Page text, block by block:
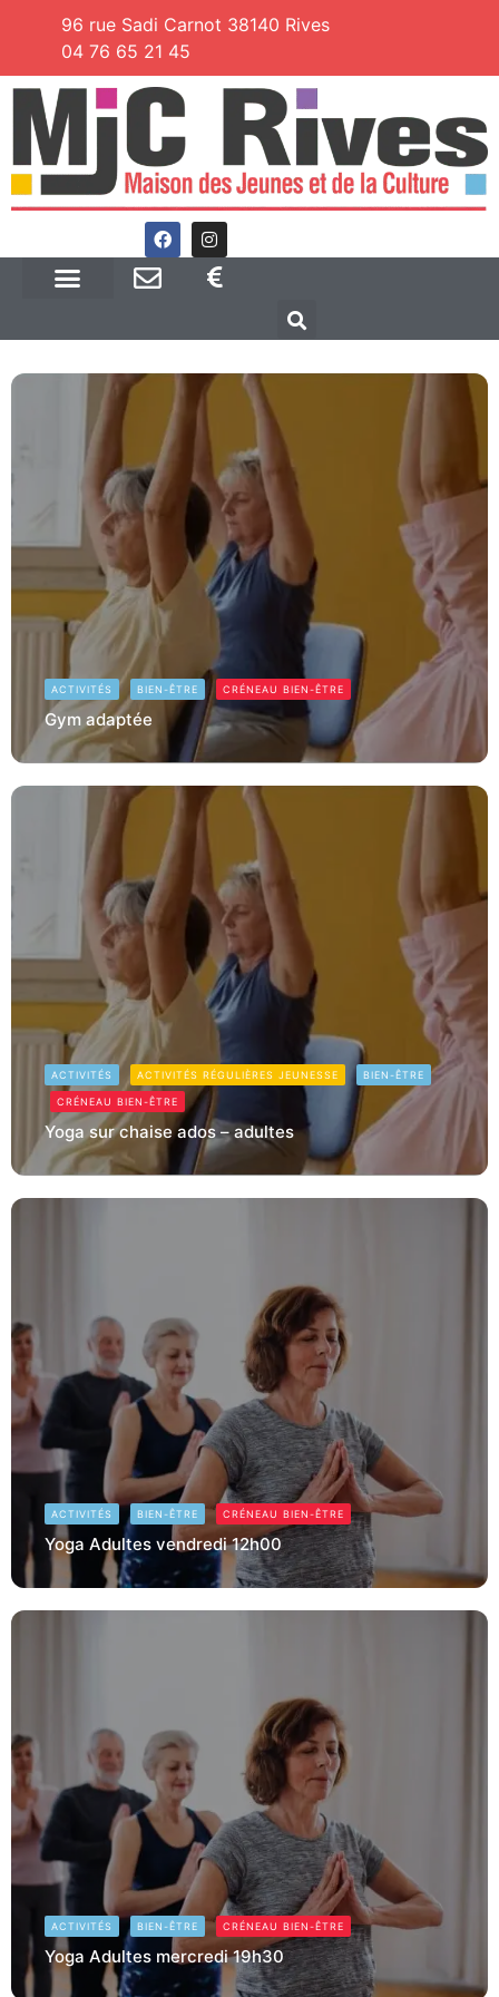
96 rue Sadi Carnot 38140 Rives
04 76 65 21 45
ACTIVITÉS BIEN-ÊTRE CRÉNEAU BIEN-ÊTRE
Gym adaptée
ACTIVITÉS ACTIVITÉS RÉGULIÈRES JEUNESSE BIEN-ÊTRE
CRÉNEAU BIEN-ÊTRE
Yoga sur chaise ados – adultes
ACTIVITÉS BIEN-ÊTRE CRÉNEAU BIEN-ÊTRE
Yoga Adultes vendredi 12h00
ACTIVITÉS BIEN-ÊTRE CRÉNEAU BIEN-ÊTRE
Yoga Adultes mercredi 19h30